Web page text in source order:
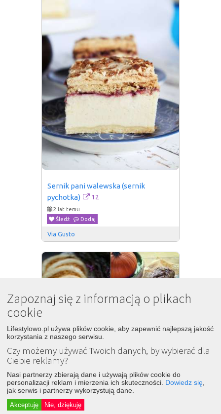
Sernik pani walewska (sernik
pychotka)
12
2 lat temu
Śledź
Dodaj
Via Gusto
Zapoznaj się z informacją o plikach
cookie
Lifestylowo.pl używa plików cookie, aby zapewnić najlepszą jakość
korzystania z naszego serwisu.
Czy możemy używać Twoich danych, by wybierać dla
Ciebie reklamy?
Nasi partnerzy zbierają dane i używają plików cookie do
personalizacji reklam i mierzenia ich skuteczności. Dowiedz się
jak serwis i partnerzy wykorzystują dane.
Akceptuję Nie, dziękuję